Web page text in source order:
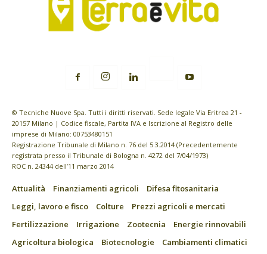
© Tecniche Nuove Spa. Tutti i diritti riservati. Sede legale Via Eritrea 21 -
20157 Milano | Codice fiscale, Partita IVA e Iscrizione al Registro delle
imprese di Milano: 00753480151
Registrazione Tribunale di Milano n. 76 del 5.3.2014 (Precedentemente
registrata presso il Tribunale di Bologna n. 4272 del 7/04/1973)
ROC n. 24344 dell’11 marzo 2014
Attualità Finanziamenti agricoli
Difesa fitosanitaria
Leggi, lavoro e fisco
Colture
Prezzi agricoli e mercati
Fertilizzazione
Irrigazione Zootecnia
Energie rinnovabili
Agricoltura biologica
Biotecnologie
Cambiamenti climatici